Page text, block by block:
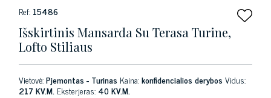
Ref: 15486
Išskirtinis Mansarda Su Terasa Turine,
Lofto Stiliaus
Vietovė:Pjemontas - Turinas Kaina:konfidencialios derybos Vidus:
217 KV.M. Eksterjeras: 40 KV.M.